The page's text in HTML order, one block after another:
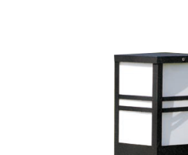
にご連絡ください。上記に示した個人情報を
てAFTEEにご提供いただく、またはAFTEE
理、利用を許可することににご同意いただけ